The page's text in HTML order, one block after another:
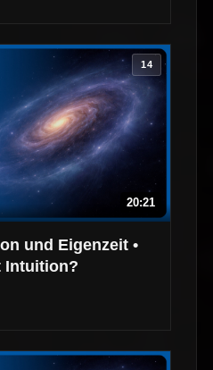
14
20:21
und Eigenzeit •
Intuition?